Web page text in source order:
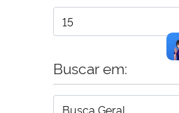
Buscar em: